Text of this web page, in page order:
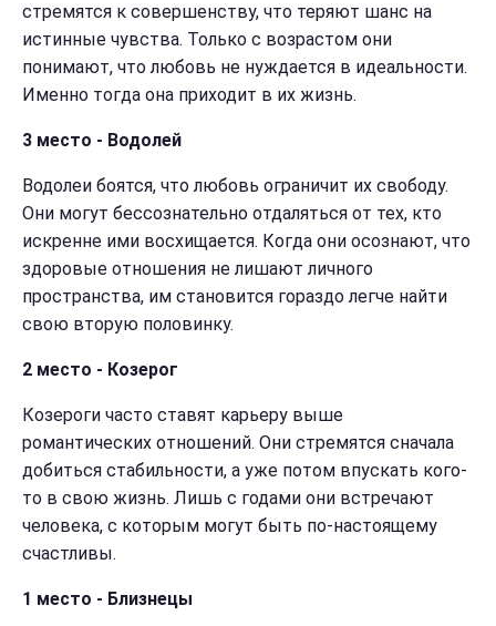
стремятся к совершенству, что теряют шанс на
истинные чувства. Только с возрастом они
понимают, что любовь не нуждается в идеальности.
Именно тогда она приходит в их жизнь.
3 место - Водолей
Водолеи боятся, что любовь ограничит их свободу.
Они могут бессознательно отдаляться от тех, кто
искренне ими восхищается. Когда они осознают, что
здоровые отношения не лишают личного
пространства, им становится гораздо легче найти
свою вторую половинку.
2 место - Козерог
Козероги часто ставят карьеру выше
романтических отношений. Они стремятся сначала
добиться стабильности, а уже потом впускать кого-
то в свою жизнь. Лишь с годами они встречают
человека, с которым могут быть по-настоящему
счастливы.
1 место - Близнецы